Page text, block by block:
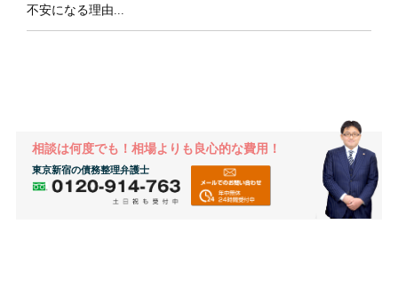
不安になる理由...
相談は何度でも！相場よりも良心的な費用！
東京新宿の債務整理弁護士